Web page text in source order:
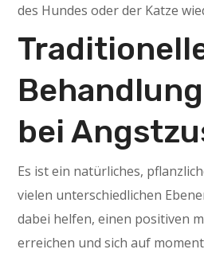
des Hundes oder der Katze
bei
Es ist ein natürliches,
vielen unterschiedlichen
dabei helfen, einen positiven
erreichen und sich auf